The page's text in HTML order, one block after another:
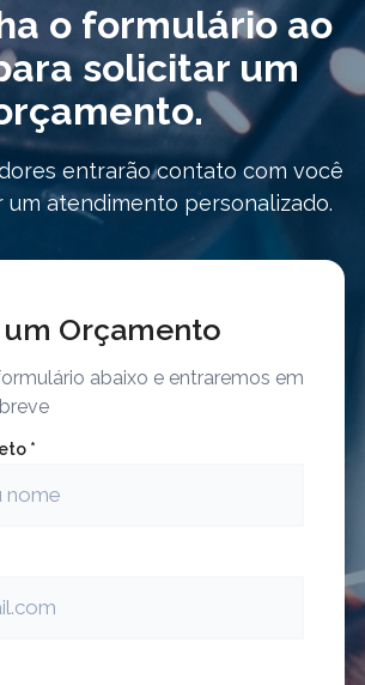
o formulário ao
solicitar um
entrarão contato com você
atendimento personalizado.
Orçamento
abaixo e entraremos em
*